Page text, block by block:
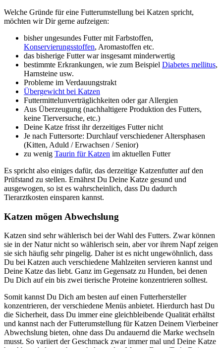
Welche Gründe für eine Futterumstellung bei Katzen spricht,
möchten wir Dir gerne aufzeigen:
bisher ungesundes Futter mit Farbstoffen,
Konservierungsstoffen, Aromastoffen etc.
das bisherige Futter war insgesamt minderwertig
bestimmte Erkrankungen, wie zum Beispiel Diabetes mellitus,
Harnsteine usw.
Probleme im Verdauungstrakt
Übergewicht bei Katzen
Futtermittelunverträglichkeiten oder gar Allergien
Aus Überzeugung (nachhaltigere Produktion des Futters,
keine Tierversuche, etc.)
Deine Katze frisst ihr derzeitiges Futter nicht
Je nach Futtersorte: Durchlauf verschiedener Altersphasen
(Kitten, Aduld / Erwachsen / Senior)
zu wenig Taurin für Katzen im aktuellen Futter
Es spricht also einiges dafür, das derzeitige Katzenfutter auf den
Prüfstand zu stellen. Ernährst Du Deine Katze gesund und
ausgewogen, so ist es wahrscheinlich, dass Du dadurch
Tierarztkosten einsparen kannst.
Katzen mögen Abwechslung
Katzen sind sehr wählerisch bei der Wahl des Futters. Zwar können
sie in der Natur nicht so wählerisch sein, aber vor ihrem Napf zeigen
sie sich häufig sehr pingelig. Daher ist es nicht ungewöhnlich, dass
Du bei Katzen auch verschiedene Mahlzeiten servieren kannst und
Deine Katze das liebt. Ganz im Gegensatz zu Hunden, bei denen
Du Dich auf ein bis zwei tierische Proteine konzentrieren solltest.
Somit kannst Du Dich am besten auf einen Futterhersteller
konzentrieren, der verschiedene Menüs anbietet. Hierdurch hast Du
die Sicherheit, dass Du immer eine gleichbleibende Qualität erhältst
und kannst nach der Futterumstellung für Katzen Deinem Vierbeiner
Abwechslung bieten, ohne dass Du andauernd die Marke wechseln
musst. So variiert der Geschmack zwar immer mal und Deine Katze